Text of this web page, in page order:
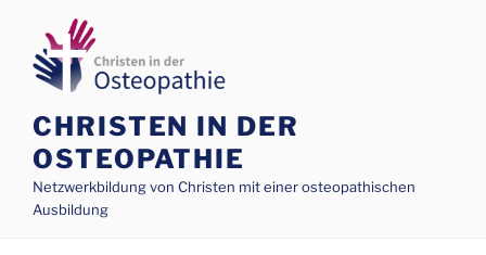
springen
CHRISTEN IN DER
OSTEOPATHIE
Netzwerkbildung von Christen mit einer osteopathischen
Ausbildung